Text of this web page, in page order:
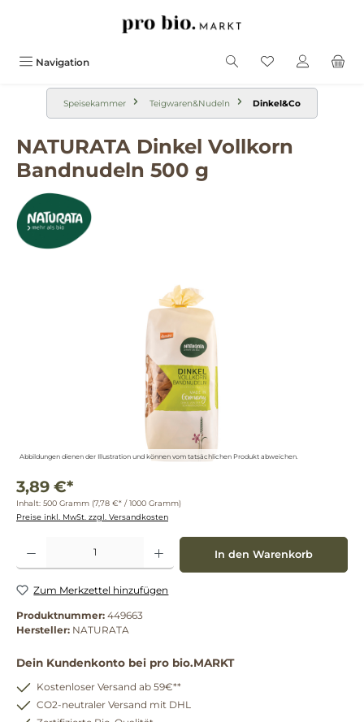
Navigation
Speisekammer Teigwaren&Nudeln Dinkel&Co
NATURATA Dinkel Vollkorn
Bandnudeln 500 g
Abbildungen dienen der Illustration und können vom tatsächlichen Produkt abweichen.
3,89 €*
Inhalt: 500 Gramm (7,78 €* / 1000 Gramm)
Preise inkl. MwSt. zzgl. Versandkosten
Produkt Anzahl: Gib den gewünschten Wert ein oder benutze die Schaltflächen um
In den Warenkorb
Zum Merkzettel hinzufügen
Produktnummer: 449663
Hersteller: NATURATA
Dein Kundenkonto bei pro bio.MARKT
Kostenloser Versand ab 59€**
CO2-neutraler Versand mit DHL